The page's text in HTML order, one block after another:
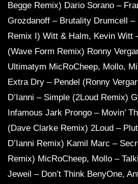
Begge Remix) Dario Sorano –
Grozdanoff – Brutality Drumcell
Remix I) Witt & Halm, Kevin Witt
(Wave Form Remix) Ronny
Ultimatym MicRoCheep, Mollo,
Extra Dry – Pendel (Ronny
D’Ianni – Simple (2Loud Remix)
Infamous Jark Prongo – Movin’
(Dave Clarke Remix) 2Loud –
D’Ianni Remix) Kamil Marc –
Remix) MicRoCheep, Mollo –
Jeweil – Don’t Think BenyOne,